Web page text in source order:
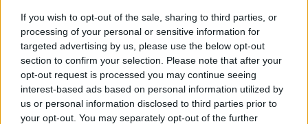
If you wish to opt-out of the sale, sharing to third parties, or
processing of your personal or sensitive information for
targeted advertising by us, please use the below opt-out
section to confirm your selection. Please note that after your
opt-out request is processed you may continue seeing
interest-based ads based on personal information utilized by
us or personal information disclosed to third parties prior to
your opt-out. You may separately opt-out of the further